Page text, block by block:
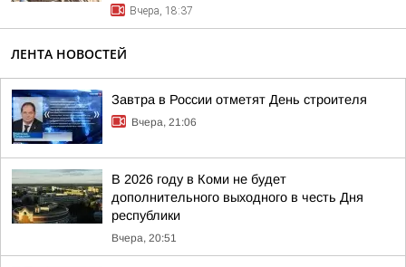
Вчера, 18:37
ЛЕНТА НОВОСТЕЙ
Завтра в России отметят День строителя
Вчера, 21:06
В 2026 году в Коми не будет
дополнительного выходного в честь Дня
республики
Вчера, 20:51